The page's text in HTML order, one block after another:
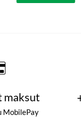
maksut
MobilePay